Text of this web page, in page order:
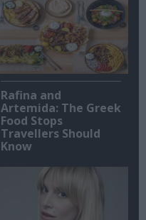
Rafina and
Artemida: The Greek
Food Stops
Travellers Should
Know